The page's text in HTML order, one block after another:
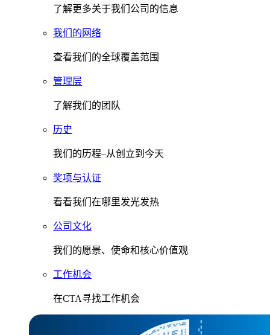
了解更多关于我们公司的信息
我们的网络
查看我们的全球覆盖范围
管理层
了解我们的团队
历史
我们的历程–从创立到今天
奖项与认证
看看我们在哪里发光发热
公司文化
我们的愿景、使命和核心价值观
工作机会
在CTA寻找工作机会